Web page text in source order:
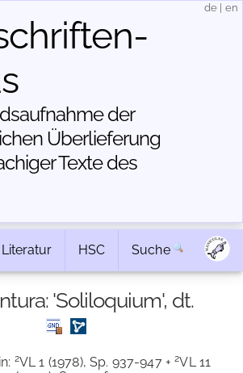
der
Über­lieferung
Texte des
de en
Literatur HSC Suche
'Soliloquium', dt.
2VL 1 (1978), Sp. 937-947 +2VL 11